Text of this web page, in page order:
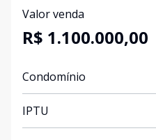
Valor venda
R$ 1.100.000,00
Condomínio
IPTU